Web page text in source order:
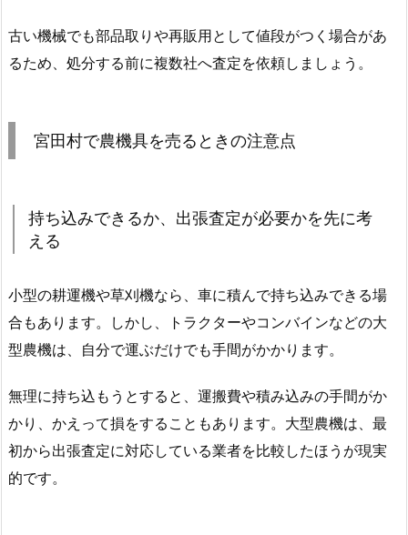
古い機械でも部品取りや再販用として値段がつく場合があ
るため、処分する前に複数社へ査定を依頼しましょう。
宮田村で農機具を売るときの注意点
持ち込みできるか、出張査定が必要かを先に考
える
小型の耕運機や草刈機なら、車に積んで持ち込みできる場
合もあります。しかし、トラクターやコンバインなどの大
型農機は、自分で運ぶだけでも手間がかかります。
無理に持ち込もうとすると、運搬費や積み込みの手間がか
かり、かえって損をすることもあります。大型農機は、最
初から出張査定に対応している業者を比較したほうが現実
的です。